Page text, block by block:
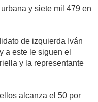
y siete mil 479 en
de izquierda Iván
a este le siguen el
y la representante
alcanza el 50 por